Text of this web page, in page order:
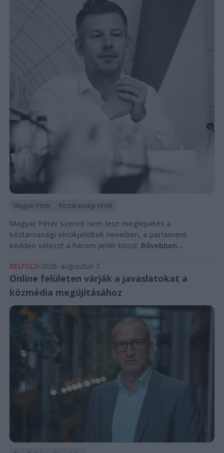
Magyar Péter Köztársasági elnök
Magyar Péter szerint nem lesz meglepetés a
köztársasági elnökjelöltek neveiben, a parlament
kedden választ a három jelölt közül. Bővebben...
BELFÖLD 2026. augusztus 7.
Online felületen várják a javaslatokat a
közmédia megújításához